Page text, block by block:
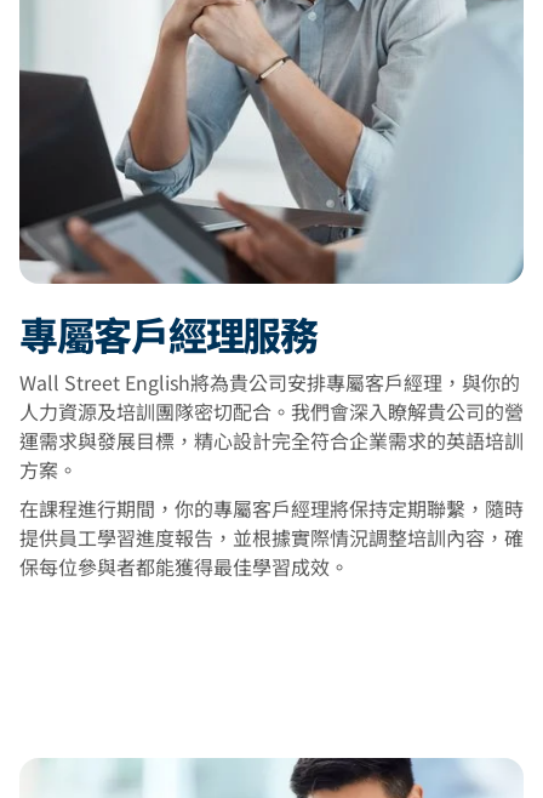
專屬客戶經理服務
Wall Street English將為貴公司安排專屬客戶經理，與你的
人力資源及培訓團隊密切配合。我們會深入瞭解貴公司的營
運需求與發展目標，精心設計完全符合企業需求的英語培訓
方案。
在課程進行期間，你的專屬客戶經理將保持定期聯繫，隨時
提供員工學習進度報告，並根據實際情況調整培訓內容，確
保每位參與者都能獲得最佳學習成效。